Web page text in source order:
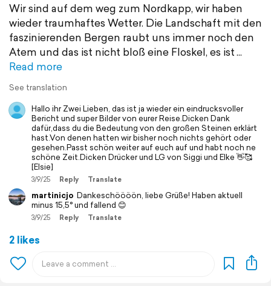
Wir sind auf dem weg zum Nordkapp, wir haben
wieder traumhaftes Wetter. Die Landschaft mit den
faszinierenden Bergen raubt uns immer noch den
Atem und das ist nicht bloß eine Floskel, es ist
Read more
See translation
Hallo ihr Zwei Lieben, das ist ja wieder ein eindrucksvoller
Bericht und super Bilder von eurer Reise.Dicken Dank
dafür,dass du die Bedeutung von den großen Steinen erklärt
hast.Von denen hatten wir bisher noch nichts gehört oder
gesehen.Passt schön weiter auf euch auf und habt noch ne
schöne Zeit.Dicken Drücker und LG von Siggi und Elke 👋🥰
[Elsie]
3/9/25 Reply Translate
martinicjo Dankeschöööön, liebe Grüße! Haben aktuell
minus 15,5° und fallend 😊
3/9/25 Reply Translate
2 likes